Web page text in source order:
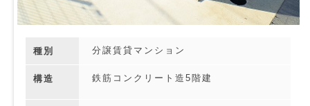
種別 分譲賃貸マンション
構造 鉄筋コンクリート造5階建